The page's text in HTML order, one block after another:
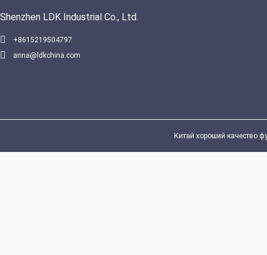
Shenzhen LDK Industrial Co., Ltd.
+8615219504797
anna@ldkchina.com
Китай хороший качество